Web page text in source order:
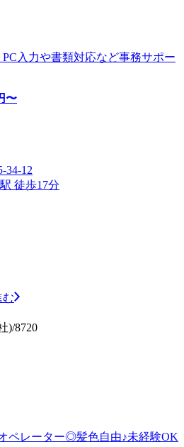
PC入力や書類対応など事務サポー
〜
34-12
徒歩17分
む
)/8720
ペレーター◎髪色自由♪未経験OK